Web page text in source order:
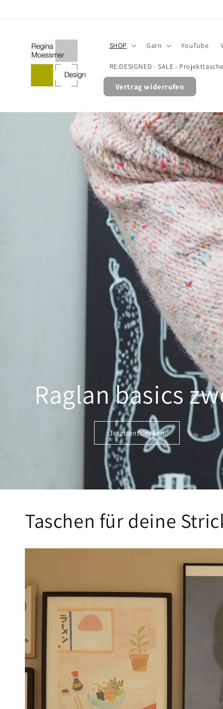
SHOP Garn YouTube
RE:DESIGNED - SALE -
Vertrag widerrufen
Raglan basics
Jetzt entdecken
Taschen für deine